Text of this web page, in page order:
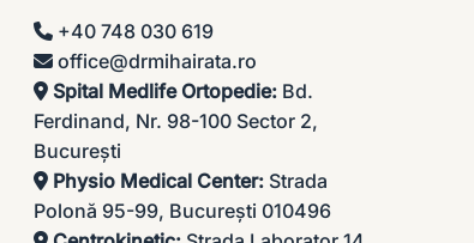
+40 748 030 619
office@drmihairata.ro
Spital Medlife Ortopedie: Bd.
Ferdinand, Nr. 98-100 Sector 2,
București
Physio Medical Center: Strada
Polonă 95-99, București 010496